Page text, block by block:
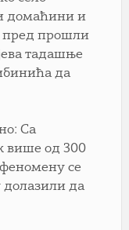
домаћини и
пред прошли
тадашње
да
Са
више од 300
се
долазили да